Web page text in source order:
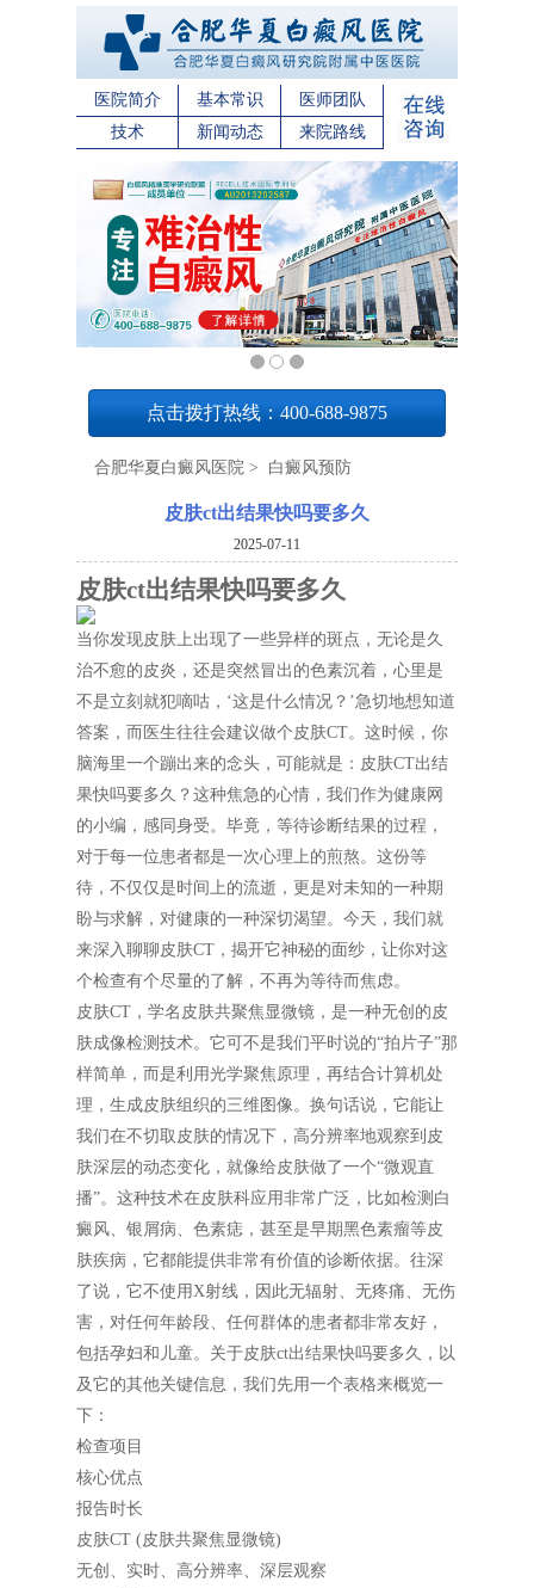
医院简介 基本常识
医师团队
技术
新闻动态 来院路线
点击拨打热线：400-688-9875
合肥华夏白癜风医院 > 白癜风预防
皮肤ct出结果快吗要多久
2025-07-11
皮肤ct出结果快吗要多久
当你发现皮肤上出现了一些异样的斑点，无论是久
治不愈的皮炎，还是突然冒出的色素沉着，心里是
不是立刻就犯嘀咕，‘这是什么情况？’急切地想知道
答案，而医生往往会建议做个皮肤CT。这时候，你
脑海里一个蹦出来的念头，可能就是：皮肤CT出结
果快吗要多久？这种焦急的心情，我们作为健康网
的小编，感同身受。毕竟，等待诊断结果的过程，
对于每一位患者都是一次心理上的煎熬。这份等
待，不仅仅是时间上的流逝，更是对未知的一种期
盼与求解，对健康的一种深切渴望。今天，我们就
来深入聊聊皮肤CT，揭开它神秘的面纱，让你对这
个检查有个尽量的了解，不再为等待而焦虑。
皮肤CT，学名皮肤共聚焦显微镜，是一种无创的皮
肤成像检测技术。它可不是我们平时说的“拍片子”那
样简单，而是利用光学聚焦原理，再结合计算机处
理，生成皮肤组织的三维图像。换句话说，它能让
我们在不切取皮肤的情况下，高分辨率地观察到皮
肤深层的动态变化，就像给皮肤做了一个“微观直
播”。这种技术在皮肤科应用非常广泛，比如检测白
癜风、银屑病、色素痣，甚至是早期黑色素瘤等皮
肤疾病，它都能提供非常有价值的诊断依据。往深
了说，它不使用X射线，因此无辐射、无疼痛、无伤
害，对任何年龄段、任何群体的患者都非常友好，
包括孕妇和儿童。关于皮肤ct出结果快吗要多久，以
及它的其他关键信息，我们先用一个表格来概览一
下：
检查项目
核心优点
报告时长
皮肤CT (皮肤共聚焦显微镜)
无创、实时、高分辨率、深层观察